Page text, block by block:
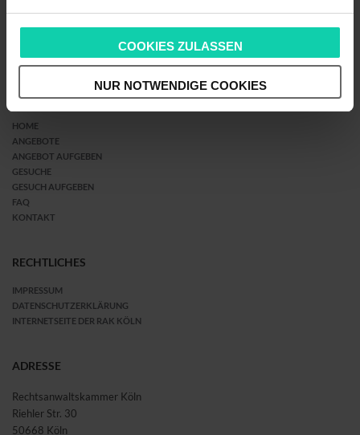
COOKIES ZULASSEN
NUR NOTWENDIGE COOKIES
MENÜ
HOME
ANGEBOTE
ANGEBOT AUFGEBEN
GESUCHE
GESUCH AUFGEBEN
FAQ
KONTAKT
RECHTLICHES
IMPRESSUM
DATENSCHUTZERKLÄRUNG
INTERNETSEITE DER RAK KÖLN
ADRESSE
Rechtsanwaltskammer Köln
Riehler Str. 30
50668 Köln